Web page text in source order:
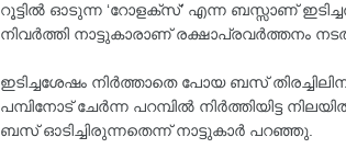
റൂട്ടിൽ ഓടുന്ന ‘റോളക്സ്’ എന്ന ബസ്സാണ്
നിവർത്തി നാട്ടുകാരാണ് രക്ഷാപ്രവർത്തനം
ഇടിച്ചശേഷം നിർത്താതെ പോയ ബസ്
പമ്പിനോട് ചേർന്ന പറമ്പിൽ നിർത്തിയിട്ട
ബസ് ഓടിച്ചിരുന്നതെന്ന് നാട്ടുകാർ പറഞ്ഞു.